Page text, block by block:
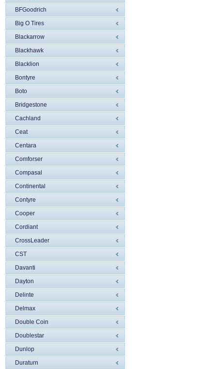
BFGoodrich
Big O Tires
Blackarrow
Blackhawk
Blacklion
Bontyre
Boto
Bridgestone
Cachland
Ceat
Centara
Comforser
Compasal
Continental
Contyre
Cooper
Cordiant
CrossLeader
CST
Davanti
Dayton
Delinte
Delmax
Double Coin
Doublestar
Dunlop
Duraturn